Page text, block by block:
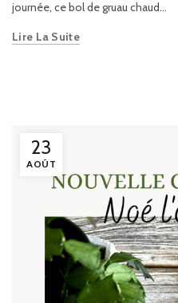
journée, ce bol de gruau chaud...
Lire La Suite
23
AOÛT